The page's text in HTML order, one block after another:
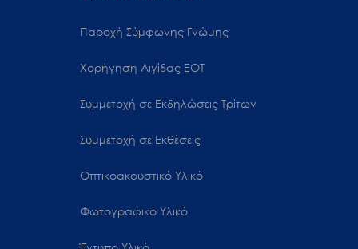
Παροχή Σύμφωνης Γνώμης
Χορήγηση Αιγίδας ΕΟΤ
Συμμετοχή σε Εκδηλώσεις Τρίτων
Συμμετοχή σε Εκθέσεις
Οπτικοακουστικό Υλικό
Φωτογραφικό Υλικό